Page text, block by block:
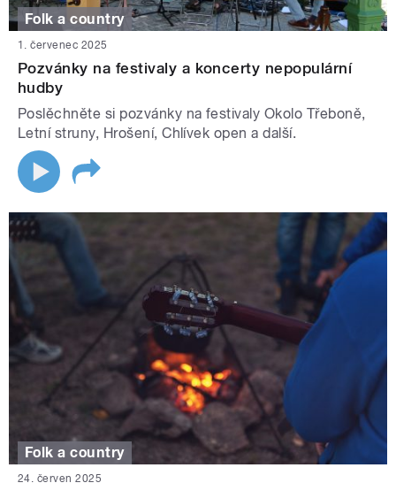
Folk a country
1. červenec 2025
Pozvánky na festivaly a koncerty nepopulární
hudby
Poslěchněte si pozvánky na festivaly Okolo Třeboně,
Letní struny, Hrošení, Chlívek open a další.
Folk a country
24. červen 2025